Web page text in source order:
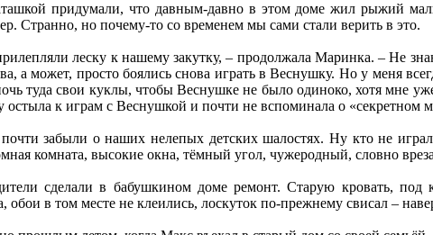
придумали, что давным-давно в этом доме жил рыжий
Странно, но почему-то со временем мы сами стали верить в это.
леску к нашему закутку, – продолжала Маринка. – Не
а может, просто боялись снова играть в Веснушку. Но у меня
туда свои куклы, чтобы Веснушке не было одиноко, хотя мне
остыла к играм с Веснушкой и почти не вспоминала о «секретном
забыли о наших нелепых детских шалостях. Ну кто не играл
комната, высокие окна, тёмный угол, чужеродный, словно
сделали в бабушкином доме ремонт. Старую кровать,
обои в том месте не клеились, лоскуток по-прежнему свисал –